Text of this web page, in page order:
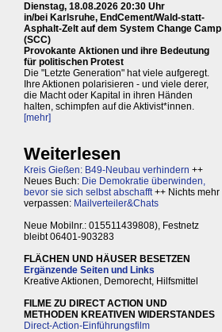
Dienstag, 18.08.2026 20:30 Uhr
in/bei Karlsruhe, EndCement/Wald-statt-
Asphalt-Zelt auf dem System Change Camp
(SCC)
Provokante Aktionen und ihre Bedeutung
für politischen Protest
Die "Letzte Generation" hat viele aufgeregt.
Ihre Aktionen polarisieren - und viele derer,
die Macht oder Kapital in ihren Händen
halten, schimpfen auf die Aktivist*innen.
[mehr]
Weiterlesen
Kreis Gießen: B49-Neubau verhindern ++
Neues Buch: Die Demokratie überwinden,
bevor sie sich selbst abschafft++ Nichts mehr
verpassen: Mailverteiler&Chats
Neue Mobilnr.: 015511439808), Festnetz
bleibt 06401-903283
FLÄCHEN UND HÄUSER BESETZEN
Ergänzende Seiten und Links
Kreative Aktionen, Demorecht, Hilfsmittel
FILME ZU DIRECT ACTION UND
METHODEN KREATIVEN WIDERSTANDES
Direct-Action-Einführungsfilm